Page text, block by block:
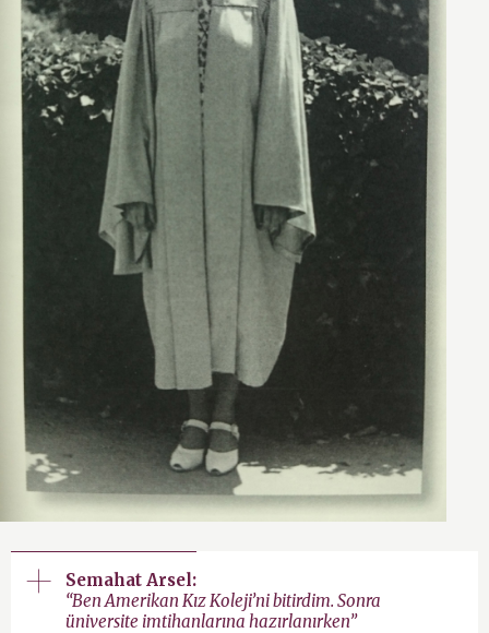
Semahat Arsel:
“Ben Amerikan Kız Koleji’ni bitirdim. Sonra
üniversite imtihanlarına hazırlanırken”